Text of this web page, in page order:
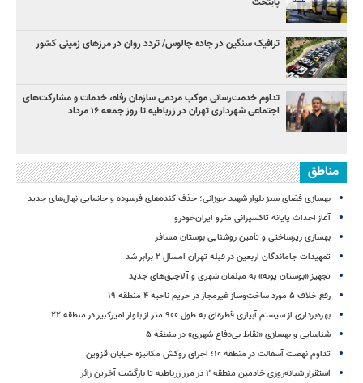
ترافیک سنگین در جاده چالوس/ تردد روان در مرزهای زمینی کشور
تداوم خدمت‌رسانی موکب مردمی سازمان رفاه، خدمات و مشارکت‌های
اجتماعی شهرداری تهران در زرباطیه تا روز جمعه ۱۶ مرداد
مناطق
بهسازی فضای سبز بلوار شهید جوزانی؛ حذف کنده‌های فرسوده و جانمایی نهال‌های جدید
آغاز احداث پایانه تاکسیرانی مترو ایران‌خودرو
بهسازی زیرساختی و تأمین روشنایی بوستان مسافر
تمهیدات جاماندگان اربعین در قبله تهران امسال ۲ برابر شد
تجهیز «بوستان پونه» به مبلمان شهری و آلاچیق‌های جدید
رفع خلاف ۵ مورد ساخت‌وساز غیرمجاز در حریم ناحیه ۴ منطقه ۱۹
بهره‌برداری از سیستم آبیاری قطره‌ای به طول ۹۰۰ متر از بلوار امیرکبیر در منطقه ۲۲
شناسایی و بهسازی «نقاط بی‌دفاع شهری» در منطقه ۵
تداوم نهضت آسفالت در منطقه ۱۰؛ اجرای روکش مکانیزه خیابان قزوین
استقرار شبانه‌روزی خادمین منطقه ۲ در مرز زرباطیه تا بازگشت آخرین زائر